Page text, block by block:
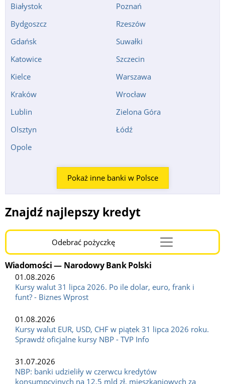
Białystok
Bydgoszcz
Gdańsk
Katowice
Kielce
Kraków
Lublin
Olsztyn
Opole
Poznań
Rzeszów
Suwałki
Szczecin
Warszawa
Wrocław
Zielona Góra
Łódź
Pokaż inne banki w Polsce
Znajdź najlepszy kredyt
Odebrać pożyczkęMenu
Burger
Wiadomości — Narodowy Bank Polski
01.08.2026
Kursy walut 31 lipca 2026. Po ile dolar, euro, frank i
funt? - Biznes Wprost
01.08.2026
Kursy walut EUR, USD, CHF w piątek 31 lipca 2026 roku.
Sprawdź oficjalne kursy NBP - TVP Info
31.07.2026
NBP: banki udzieliły w czerwcu kredytów
konsumpcyjnych na 12,5 mld zł, mieszkaniowych za